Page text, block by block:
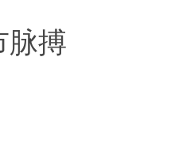
脉搏